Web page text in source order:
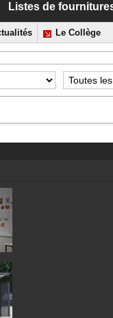
Listes de
Le Collège